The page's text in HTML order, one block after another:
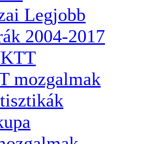
Legjobb
2004-2017
mozgalmak